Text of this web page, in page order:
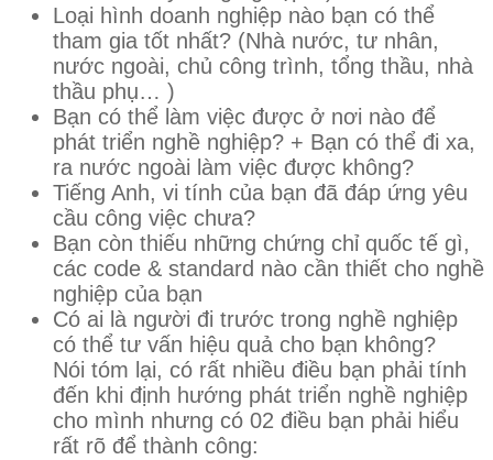
Loại hình doanh nghiệp nào bạn có thể
tham gia tốt nhất? (Nhà nước, tư nhân,
nước ngoài, chủ công trình, tổng thầu, nhà
thầu phụ… )
Bạn có thể làm việc được ở nơi nào để
phát triển nghề nghiệp? + Bạn có thể đi xa,
ra nước ngoài làm việc được không?
Tiếng Anh, vi tính của bạn đã đáp ứng yêu
cầu công việc chưa?
Bạn còn thiếu những chứng chỉ quốc tế gì,
các code & standard nào cần thiết cho nghề
nghiệp của bạn
Có ai là người đi trước trong nghề nghiệp
có thể tư vấn hiệu quả cho bạn không?
Nói tóm lại, có rất nhiều điều bạn phải tính
đến khi định hướng phát triển nghề nghiệp
cho mình nhưng có 02 điều bạn phải hiểu
rất rõ để thành công: